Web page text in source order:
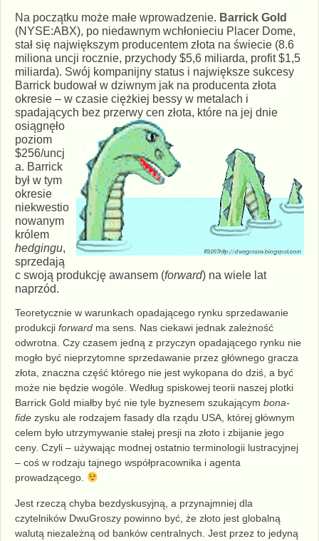
Na początku może małe wprowadzenie. Barrick Gold
(NYSE:ABX), po niedawnym wchłonieciu Placer Dome,
stał się największym producentem złota na świecie (8.6
miliona uncji rocznie, przychody $5,6 miliarda, profit $1,5
miliarda). Swój kompanijny status i największe sukcesy
Barrick budował w dziwnym jak na producenta złota
okresie – w czasie ciężkiej bessy w metalach i
spadających bez przerwy cen złota, które na jej dnie
osiągnęło
poziom
$256/uncj
a. Barrick
był w tym
okresie
niekwestio
nowanym
królem
hedgingu,
sprzedają
c swoją produkcję awansem (forward) na wiele lat
naprzód.
Teoretycznie w warunkach opadającego rynku sprzedawanie
produkcji forward ma sens. Nas ciekawi jednak zależność
odwrotna. Czy czasem jedną z przyczyn opadającego rynku nie
mogło być nieprzytomne sprzedawanie przez głównego gracza
złota, znaczna część którego nie jest wykopana do dziś, a być
może nie będzie wogóle. Według spiskowej teorii naszej plotki
Barrick Gold miałby być nie tyle byznesem szukającym bona-
fide zysku ale rodzajem fasady dla rządu USA, której głównym
celem było utrzymywanie stałej presji na złoto i zbijanie jego
ceny. Czyli – używając modnej ostatnio terminologii lustracyjnej
– coś w rodzaju tajnego współpracownika i agenta
prowadzącego.
Jest rzeczą chyba bezdyskusyjną, a przynajmniej dla
czytelników DwuGroszy powinno być, że złoto jest globalną
walutą niezależną od banków centralnych. Jest przez to jedyną